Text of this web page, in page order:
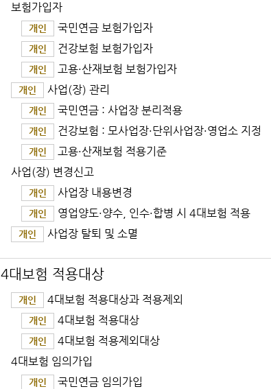
보험가입자
개인 국민연금 보험가입자
개인 건강보험 보험가입자
개인 고용·산재보험 보험가입자
개인 사업(장) 관리
개인 국민연금 : 사업장 분리적용
개인 건강보험 : 모사업장·단위사업장·영업소 지정
개인
고용·산재보험 적용기준
사업(장) 변경신고
개인 사업장 내용변경
개인 영업양도·양수, 인수·합병 시 4대보험 적용
개인 사업장 탈퇴 및 소멸
4대보험 적용대상
개인 4대보험 적용대상과 적용제외
개인 4대보험 적용대상
개인
4대보험 적용제외대상
4대보험 임의가입
개인 국민연금 임의가입